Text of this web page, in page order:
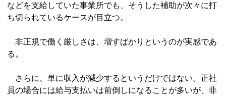
などを支給していた事業所でも、そうした補助が次々に打
ち切られているケースが目立つ。
非正規で働く厳しさは、増すばかりというのが実感であ
る。
さらに、単に収入が減少するというだけではない。正社
員の場合には給与支払いは前倒しになることが多いが、非